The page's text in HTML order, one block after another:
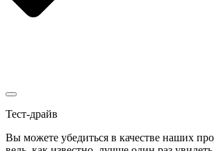
Тест-драйв
Вы можете убедиться в качестве наших